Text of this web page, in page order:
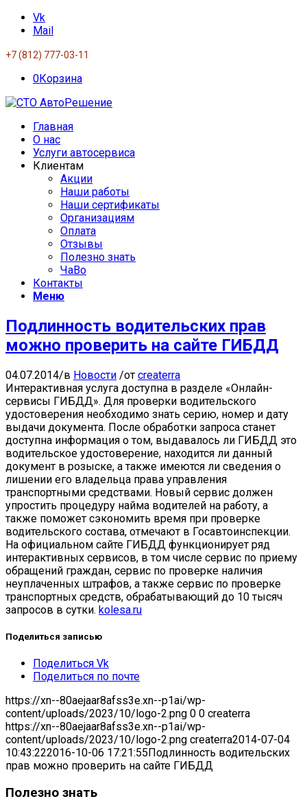
Vk
Mail
+7 (812) 777-03-11
0Корзина
Главная
О нас
Услуги автосервиса
Клиентам
Акции
Наши работы
Наши сертификаты
Организациям
Оплата
Отзывы
Полезно знать
ЧаВо
Контакты
Меню
Подлинность водительских прав
можно проверить на сайте ГИБДД
04.07.2014/в Новости /от createrra
Интерактивная услуга доступна в разделе «Онлайн-
сервисы ГИБДД». Для проверки водительского
удостоверения необходимо знать серию, номер и дату
выдачи документа. После обработки запроса станет
доступна информация о том, выдавалось ли ГИБДД это
водительское удостоверение, находится ли данный
документ в розыске, а также имеются ли сведения о
лишении его владельца права управления
транспортными средствами. Новый сервис должен
упростить процедуру найма водителей на работу, а
также поможет сэкономить время при проверке
водительского состава, отмечают в Госавтоинспекции.
На официальном сайте ГИБДД функционирует ряд
интерактивных сервисов, в том числе сервис по приему
обращений граждан, сервис по проверке наличия
неуплаченных штрафов, а также сервис по проверке
транспортных средств, обрабатывающий до 10 тысяч
запросов в сутки. kolesa.ru
Поделиться записью
Поделиться Vk
Поделиться по почте
https://xn--80aejaar8afss3e.xn--p1ai/wp-
content/uploads/2023/10/logo-2.png 0 0 createrra
https://xn--80aejaar8afss3e.xn--p1ai/wp-
content/uploads/2023/10/logo-2.png createrra2014-07-04
10:43:222016-10-06 17:21:55 Подлинность водительских
прав можно проверить на сайте ГИБДД
Полезно знать